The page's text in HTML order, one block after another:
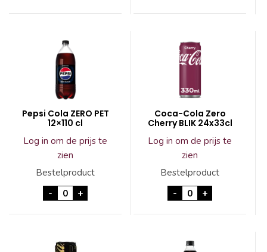
Pepsi Cola ZERO PET
12×110 cl
Log in om de prijs te
zien
Bestelproduct
- Pepsi Cola ZERO PET 12x110 cl aantal
+
Coca-Cola Zero
Cherry BLIK 24x33cl
Log in om de prijs te
zien
Bestelproduct
- Coca-Cola Zero
+